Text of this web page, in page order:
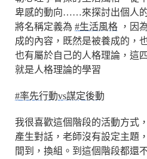
卑感的動向……來探討出個人的
將名稱定義為 #生活風格 ，因
成的內容，既然是被養成的，
也有屬於自己的人格理論，這
就是人格理論的學習
#率先行動vs謀定後動
我很喜歡這個階段的活動方式
產生對話，老師沒有設定主題
間到，換組。到這個階段都還